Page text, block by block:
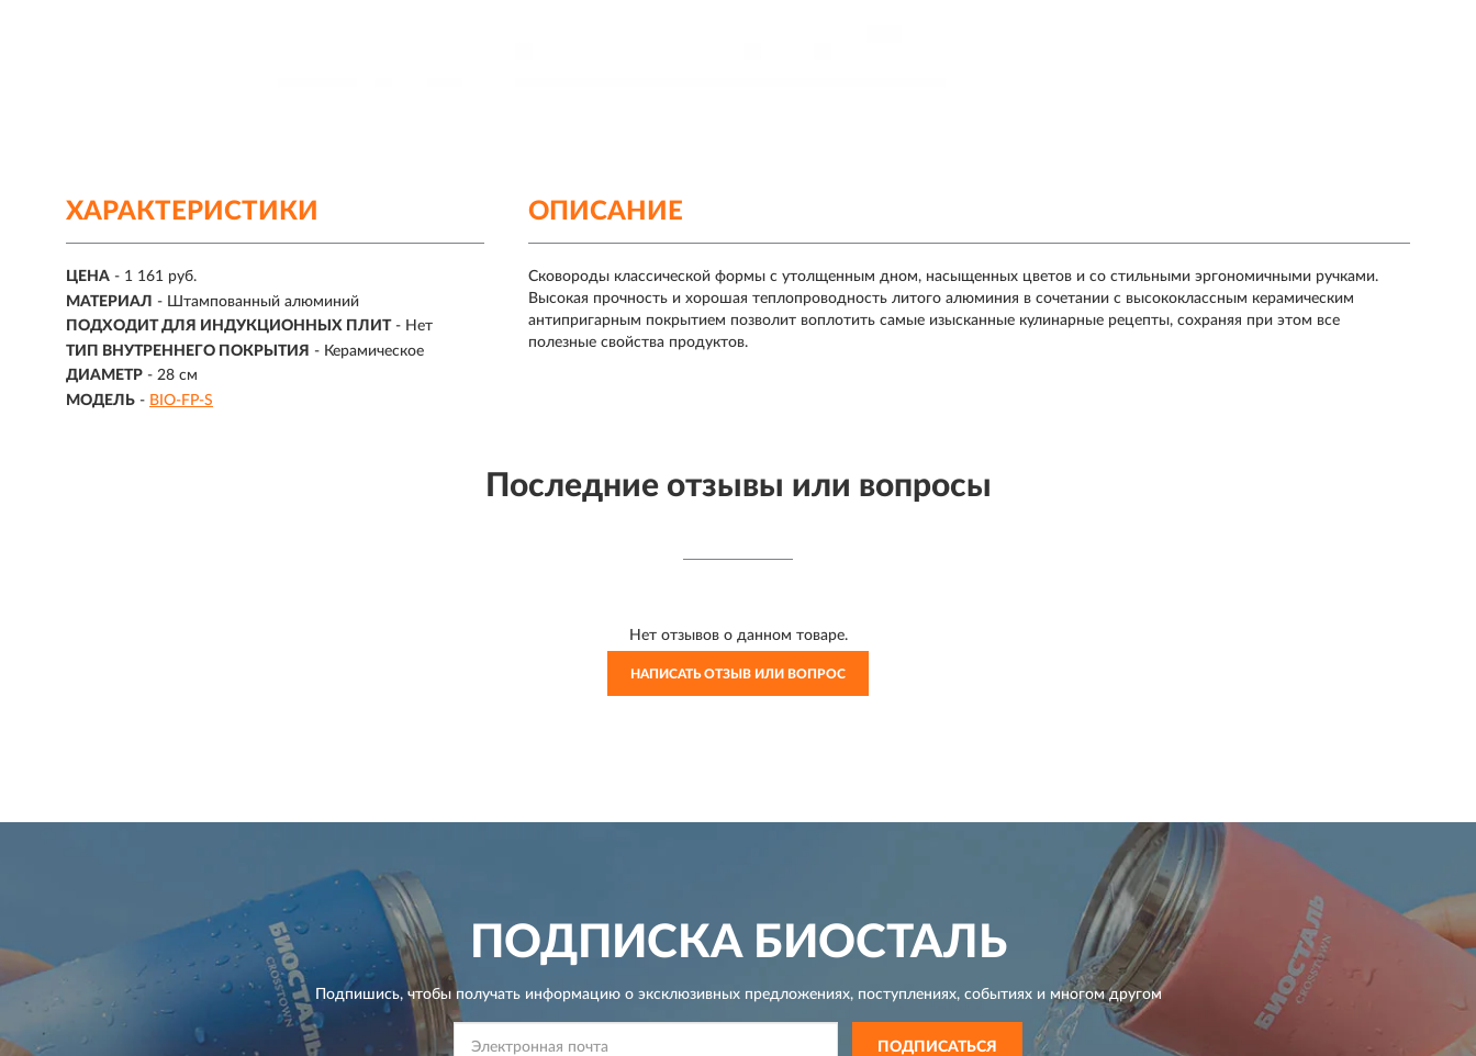
ХАРАКТЕРИСТИКИ
ЦЕНА - 1 161 руб.
МАТЕРИАЛ - Штампованный алюминий
ПОДХОДИТ ДЛЯ ИНДУКЦИОННЫХ ПЛИТ - Нет
ТИП ВНУТРЕННЕГО ПОКРЫТИЯ - Керамическое
ДИАМЕТР - 28 см
МОДЕЛЬ - BIO-FP-S
ОПИСАНИЕ
Сковороды классической формы с утолщенным дном, насыщенных цветов и со стильными эргономичными ручками.
Высокая прочность и хорошая теплопроводность литого алюминия в сочетании с высококлассным керамическим
антипригарным покрытием позволит воплотить самые изысканные кулинарные рецепты, сохраняя при этом все
полезные свойства продуктов.
Последние отзывы или вопросы
Нет отзывов о данном товаре.
НАПИСАТЬ ОТЗЫВ ИЛИ ВОПРОС
ПОДПИСКАБИОСТАЛЬ
Подпишись, чтобы получать информацию о эксклюзивных предложениях,поступлениях, событиях и многом другом
ПОДПИСАТЬСЯ